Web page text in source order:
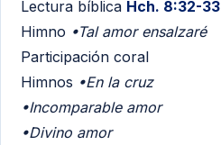
Lectura bíblica Hch. 8:32-33
Himno •Tal amor ensalzaré
Participación coral
Himnos •En la cruz
•Incomparable amor
•Divino amor